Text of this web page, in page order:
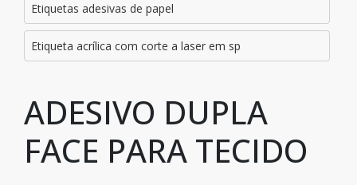
Etiquetas adesivas de papel
Etiqueta acrílica com corte a laser em sp
ADESIVO DUPLA
FACE PARA TECIDO